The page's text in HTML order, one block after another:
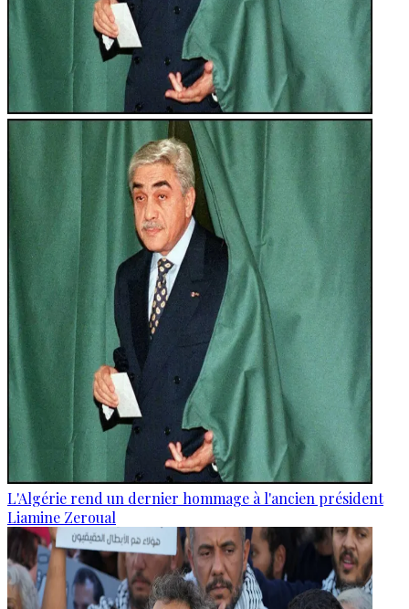
L'Algérie rend un dernier hommage à l'ancien président
Liamine Zeroual